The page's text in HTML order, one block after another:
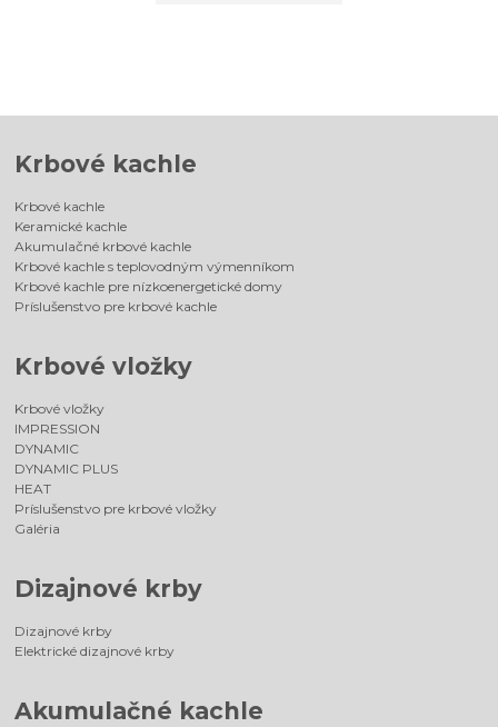
Krbové kachle
Krbové kachle
Keramické kachle
Akumulačné krbové kachle
Krbové kachle s teplovodným výmenníkom
Krbové kachle pre nízkoenergetické domy
Príslušenstvo pre krbové kachle
Krbové vložky
Krbové vložky
IMPRESSION
DYNAMIC
DYNAMIC PLUS
HEAT
Príslušenstvo pre krbové vložky
Galéria
Dizajnové krby
Dizajnové krby
Elektrické dizajnové krby
Akumulačné kachle